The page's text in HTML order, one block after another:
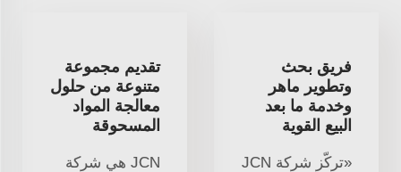
فريق بحث
وتطوير ماهر
وخدمة ما بعد
البيع القوية
«تركّز شركة JCN
تقديم مجموعة
متنوعة من حلول
معالجة المواد
المسحوقة
JCN هي شركة